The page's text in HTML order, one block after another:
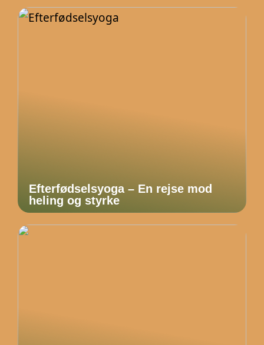
Efterfødselsyoga – En rejse mod
heling og styrke